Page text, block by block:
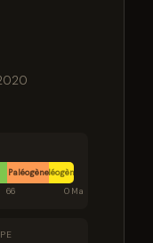
PaléogèneNéogène
66 0 Ma